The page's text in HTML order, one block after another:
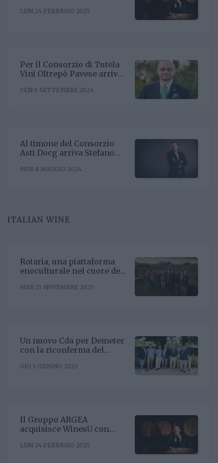
posizionamento negli Stati
LUN 24 FEBBRAIO 2025
Per il Consorzio di Tutela
Vini Oltrepò Pavese arriva
Riccardo Binda
VEN 6 SETTEMBRE 2024
Al timone del Consorzio
Asti Docg arriva Stefano
sinergia associativa e far
MER 8 MAGGIO 2024
ITALIAN WINE
Rotaria, una piattaforma
enoculturale nel cuore del
MAR 25 NOVEMBRE 2025
Un nuovo Cda per Demeter
con la riconferma del
GIO 5 GIUGNO 2025
Il Gruppo ARGEA
acquisisce WinesU con
posizionamento negli Stati
LUN 24 FEBBRAIO 2025